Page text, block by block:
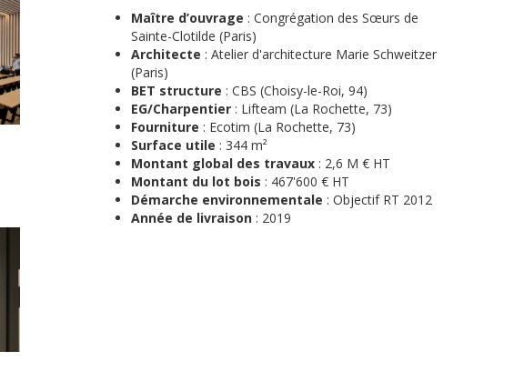
Maître d’ouvrage : Congrégation des Sœurs de
Sainte-Clotilde (Paris)
Architecte : Atelier d'architecture Marie Schweitzer
(Paris)
BET structure : CBS (Choisy-le-Roi, 94)
EG/Charpentier : Lifteam (La Rochette, 73)
Fourniture : Ecotim (La Rochette, 73)
Surface utile : 344 m²
Montant global des travaux : 2,6 M € HT
Montant du lot bois : 467'600 € HT
Démarche environnementale : Objectif RT 2012
Année de livraison : 2019